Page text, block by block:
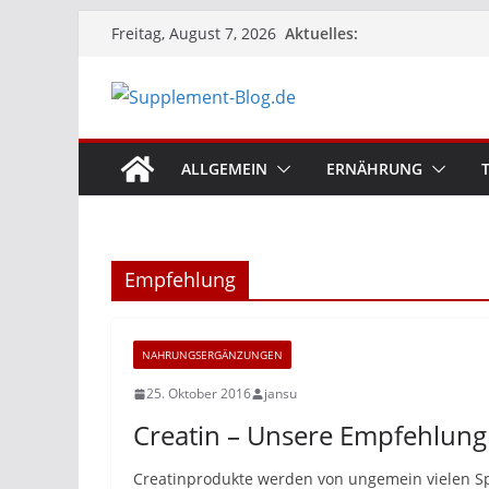
Zum
springen
Freitag, August 7, 2026 Aktuelles:
ALLGEMEIN ERNÄHRUNG
Empfehlung
NAHRUNGSERGÄNZUNGEN
25. Oktober 2016 jansu
Creatin – Unsere
Creatinprodukte werden von ungemein vielen